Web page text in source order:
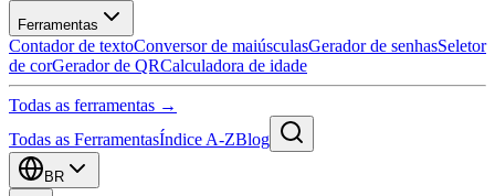
Ferramentas
Contador de textoConversor de maiúsculasGerador de senhasSeletor
de corGerador de QRCalculadora de idade
Todas as ferramentas →
Todas as FerramentasÍndice A-ZBlog
BR